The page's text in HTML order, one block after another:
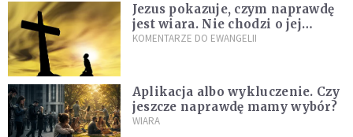
Jezus pokazuje, czym naprawdę
jest wiara. Nie chodzi o jej
wielkość
KOMENTARZE DO EWANGELII
Aplikacja albo wykluczenie. Czy
jeszcze naprawdę mamy wybór?
WIARA